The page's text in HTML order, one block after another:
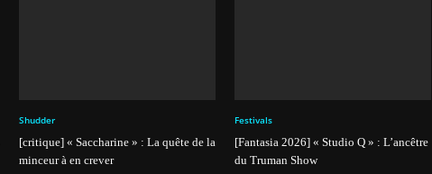
Shudder
[critique] « Saccharine » : La quête de la
minceur à en crever
Festivals
[Fantasia 2026] « Studio Q » : L’ancêtre
du Truman Show